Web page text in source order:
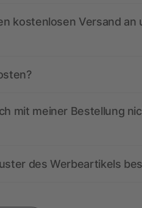
kostenlosen Versand an
mit meiner Bestellung
des Werbeartikels